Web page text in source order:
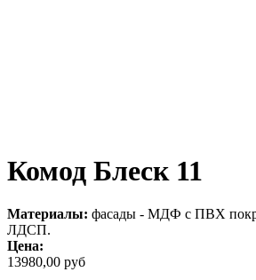
Комод Блеск 11
Материалы: фасады - МДФ с ПВХ
ЛДСП.
Цена:
13980,00 руб